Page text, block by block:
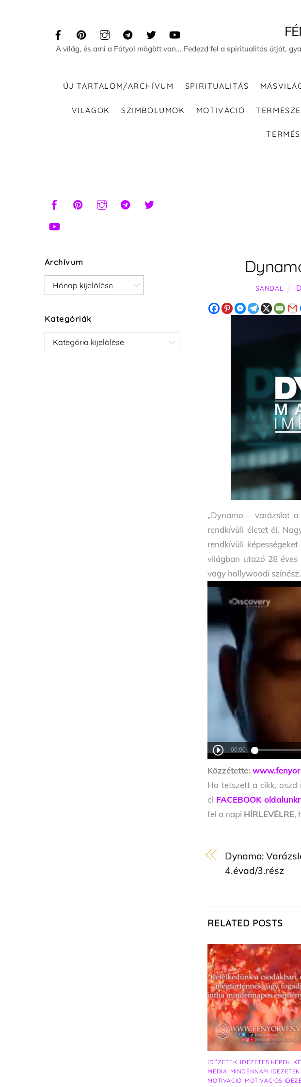
A világ, és ami a Fátyol mögött van... Fedezd fel a spiritualitás útját,
ÚJ TARTALOM/ARCHÍVUM SPIRITUALITÁS
VILÁGOK SZIMBÓLUMOK MOTIVÁCIÓ
SANDAL
„Dynamo – varázslat
rendkívüli életet él.
rendkívüli
világban utazó 28 éves
vagy hollywoodi színész.
Közzétette:
Ha tetszett a cikk, oszd
el FACEBOOK
fel a napi HÍRLEVÉLRE,
Dynamo:
4.évad/3.rész
RELATED POSTS
IDÉZETEK IDÉZETES KÉPEK
MÉDIA MINDENNAPI IDÉZETEK
MOTIVÁCIÓ MOTIVÁCIÓS
Archívum
Archívum
Kategóriák
Kategóriák